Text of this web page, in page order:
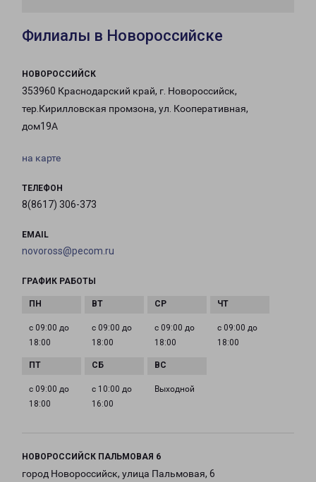
Филиалы в Новороссийске
НОВОРОССИЙСК
353960 Краснодарский край, г. Новороссийск,
тер.Кирилловская промзона, ул. Кооперативная,
дом19А
на карте
ТЕЛЕФОН
8(8617) 306-373
EMAIL
novoross@pecom.ru
ГРАФИК РАБОТЫ
с 09:00 до
18:00
с 09:00 до
18:00
с 09:00 до
18:00
с 09:00 до
18:00
с 09:00 до
18:00
с 10:00 до
16:00
Выходной
НОВОРОССИЙСК ПАЛЬМОВАЯ 6
город Новороссийск, улица Пальмовая, 6